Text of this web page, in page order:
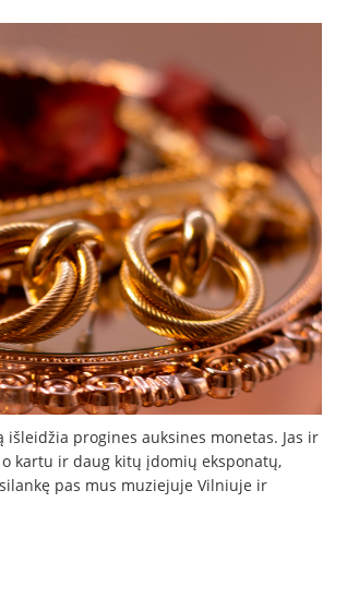
progines auksines monetas. Jas ir
kartu ir daug kitų įdomių eksponatų,
pas mus muziejuje Vilniuje ir